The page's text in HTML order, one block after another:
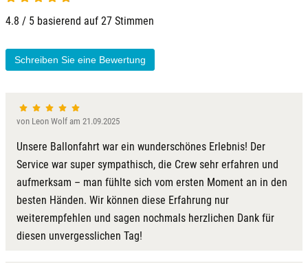
4.8 / 5 basierend auf 27 Stimmen
Schreiben Sie eine Bewertung
von Leon Wolf am 21.09.2025
Unsere Ballonfahrt war ein wunderschönes Erlebnis! Der
Service war super sympathisch, die Crew sehr erfahren und
aufmerksam – man fühlte sich vom ersten Moment an in den
besten Händen. Wir können diese Erfahrung nur
weiterempfehlen und sagen nochmals herzlichen Dank für
diesen unvergesslichen Tag!